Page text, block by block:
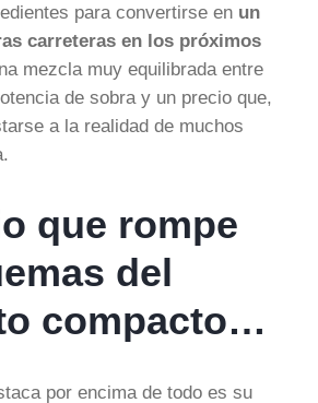
para convertirse en un
carreteras en los próximos
mezcla muy equilibrada entre
de sobra y un precio que,
a la realidad de muchos
que rompe
del
compacto…
por encima de todo es su